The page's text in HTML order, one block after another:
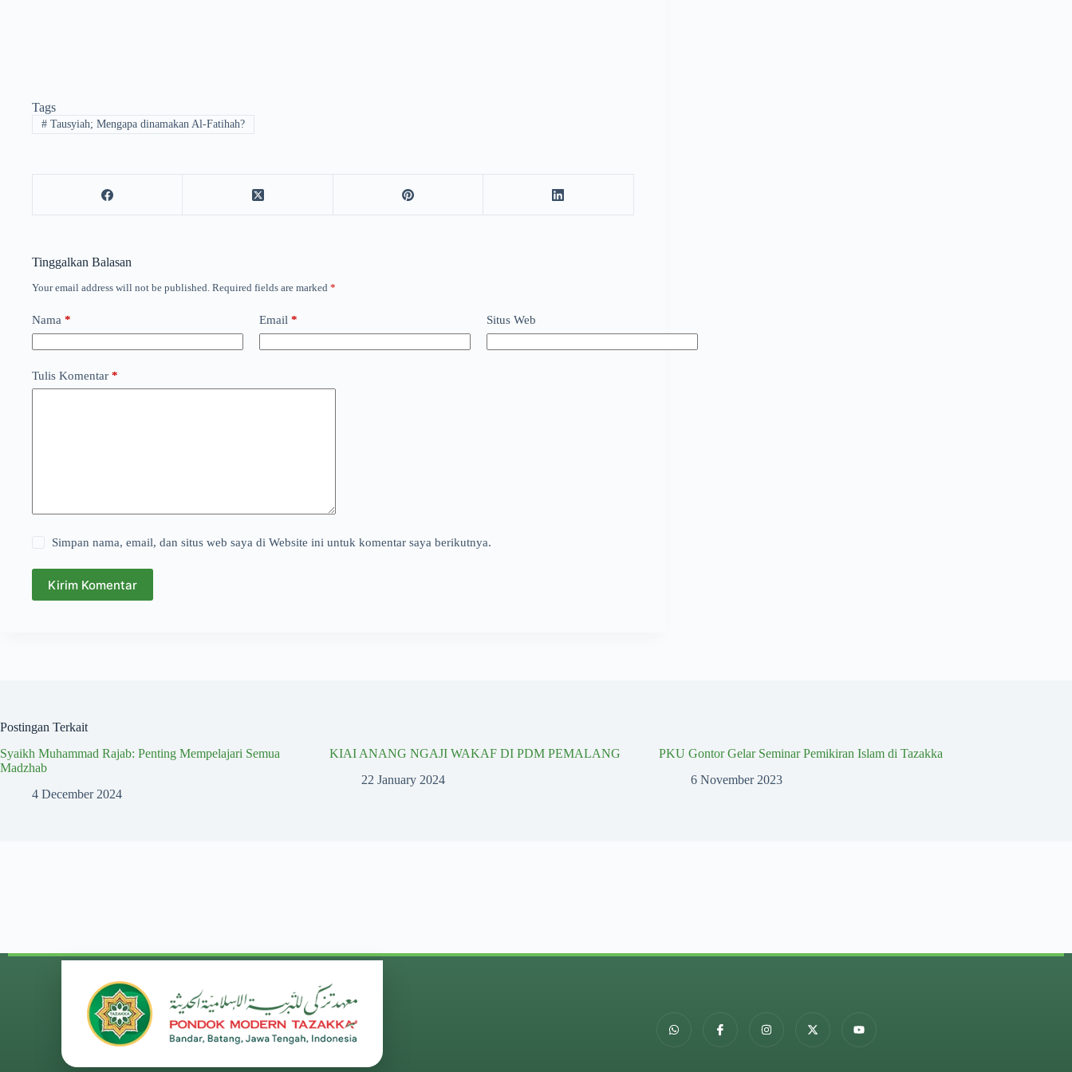
Tags
#Tausyiah; Mengapa dinamakan Al-Fatihah?
Tinggalkan Balasan
Your email address will not be published. Required fields are marked *
Nama * Email * Situs Web
Tulis Komentar *
Simpan nama, email, dan situs web saya di Website ini untuk komentar saya berikutnya.
Kirim Komentar
Postingan Terkait
Syaikh Muhammad Rajab: Penting Mempelajari Semua
Madzhab
4 December 2024
KIAI ANANG NGAJI WAKAF DI PDM PEMALANG
22 January 2024
PKU Gontor Gelar Seminar Pemikiran Islam di Tazakka
6 November 2023